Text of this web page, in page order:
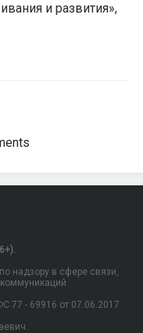
и развития»,
надзору в сфере связи,
77 - 69916 от 07.06.2017